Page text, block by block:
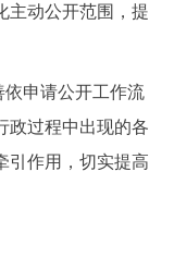
主动公开范围，提
申请公开工作流
政过程中出现的各
引作用，切实提高